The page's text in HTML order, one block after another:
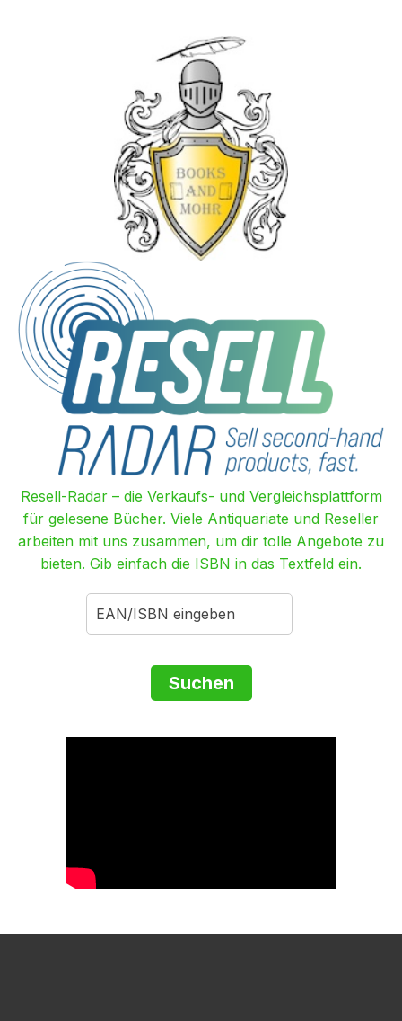
Resell-Radar – die Verkaufs- und Vergleichsplattform
für gelesene Bücher. Viele Antiquariate und Reseller
arbeiten mit uns zusammen, um dir tolle Angebote zu
bieten. Gib einfach die ISBN in das Textfeld ein.